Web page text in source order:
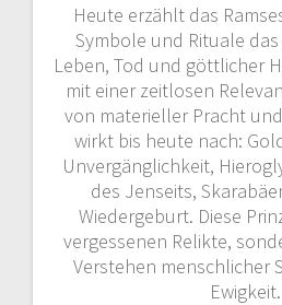
Heute erzählt das
Symbole und Rituale
Leben, Tod und göttlicher
mit einer zeitlosen
von materieller Pracht
wirkt bis heute nach:
Unvergänglichkeit,
des Jenseits,
Wiedergeburt. Diese
vergessenen Relikte,
Verstehen menschlicher
Ewigkeit.